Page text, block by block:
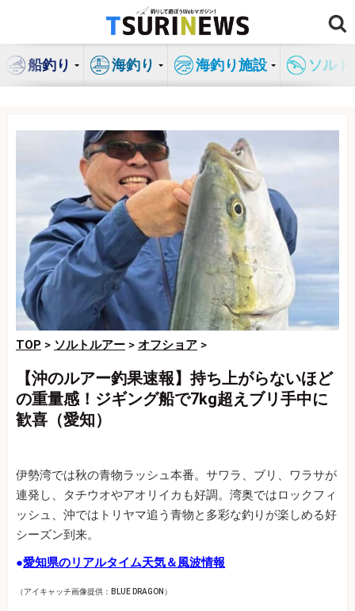
ン
船釣り 海釣り 海釣り施設 ソル
TOP > ソルトルアー > オフショア >
【沖のルアー釣果速報】持ち上がらないほど
の重量感！ジギング船で7kg超えブリ手中に
歓喜（愛知）
伊勢湾では秋の青物ラッシュ本番。サワラ、ブリ、ワラサが
連発し、タチウオやアオリイカも好調。湾奥ではロックフィ
ッシュ、沖ではトリヤマ追う青物と多彩な釣りが楽しめる好
シーズン到来。
●愛知県のリアルタイム天気＆風波情報
（アイキャッチ画像提供：BLUE DRAGON）